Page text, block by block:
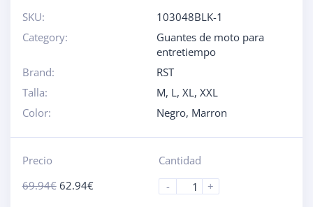
SKU:
103048BLK-1
Category:
Guantes de moto para
entretiempo
Brand:
RST
Talla:
M, L, XL, XXL
Color:
Negro, Marron
Precio
69.94€ 62.94€
Cantidad
-
+